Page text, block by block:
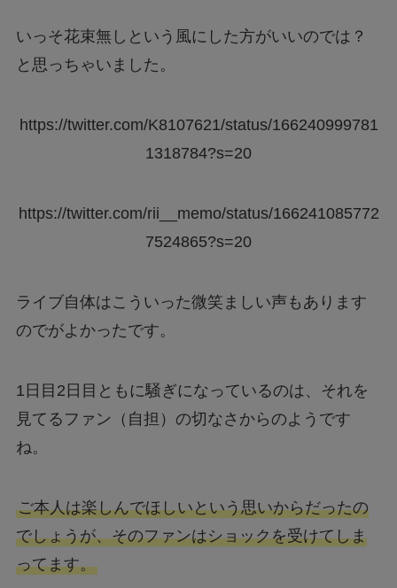
いっそ花束無しという風にした方がいいのでは？
と思っちゃいました。
https://twitter.com/K8107621/status/166240999781
1318784?s=20
https://twitter.com/rii__memo/status/166241085772
7524865?s=20
ライブ自体はこういった微笑ましい声もあります
のでがよかったです。
1日目2日目ともに騒ぎになっているのは、それを
見てるファン（自担）の切なさからのようです
ね。
ご本人は楽しんでほしいという思いからだったの
でしょうが、そのファンはショックを受けてしま
ってます。